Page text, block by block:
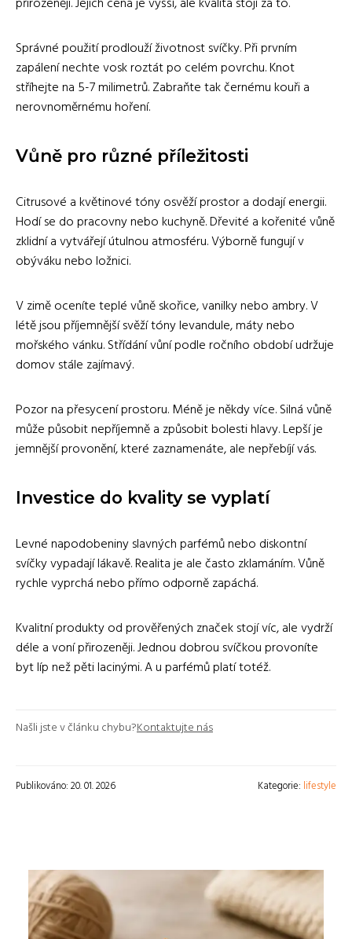
Správné použití prodlouží životnost svíčky. Při prvním
zapálení nechte vosk roztát po celém povrchu. Knot
stříhejte na 5-7 milimetrů. Zabraňte tak černému kouři a
nerovnoměrnému hoření.
Vůně pro různé příležitosti
Citrusové a květinové tóny osvěží prostor a dodají energii.
Hodí se do pracovny nebo kuchyně. Dřevité a kořenité vůně
zklidní a vytvářejí útulnou atmosféru. Výborně fungují v
obýváku nebo ložnici.
V zimě oceníte teplé vůně skořice, vanilky nebo ambry. V
létě jsou příjemnější svěží tóny levandule, máty nebo
mořského vánku. Střídání vůní podle ročního období udržuje
domov stále zajímavý.
Pozor na přesycení prostoru. Méně je někdy více. Silná vůně
může působit nepříjemně a způsobit bolesti hlavy. Lepší je
jemnější provonění, které zaznamenáte, ale nepřebíjí vás.
Investice do kvality se vyplatí
Levné napodobeniny slavných parfémů nebo diskontní
svíčky vypadají lákavě. Realita je ale často zklamáním. Vůně
rychle vyprchá nebo přímo odporně zapáchá.
Kvalitní produkty od prověřených značek stojí víc, ale vydrží
déle a voní přirozeněji. Jednou dobrou svíčkou provoníte
byt líp než pěti lacinými. A u parfémů platí totéž.
Našli jste v článku chybu?Kontaktujte nás
Publikováno: 20. 01. 2026 Kategorie: lifestyle